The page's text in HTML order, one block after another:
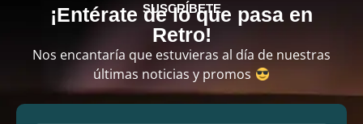
SUSCRÍBETE
¡Entérate de lo que pasa en
Retro!
Nos encantaría que estuvieras al día de nuestras
últimas noticias y promos